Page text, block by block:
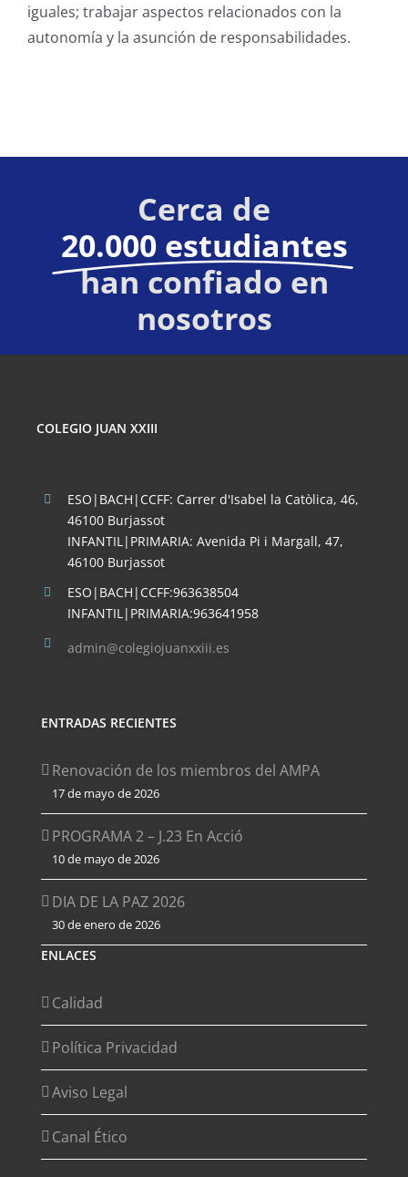
iguales; trabajar aspectos relacionados con la
autonomía y la asunción de responsabilidades.
Cerca de
20.000 estudiantes
han confiado en
nosotros
COLEGIO JUAN XXIII
ESO|BACH|CCFF: Carrer d'Isabel la Catòlica, 46,
46100 Burjassot
INFANTIL|PRIMARIA: Avenida Pi i Margall, 47,
46100 Burjassot
ESO|BACH|CCFF:963638504
INFANTIL|PRIMARIA:963641958
admin@colegiojuanxxiii.es
ENTRADAS RECIENTES
Renovación de los miembros del AMPA
17 de mayo de 2026
PROGRAMA 2 – J.23 En Acció
10 de mayo de 2026
DIA DE LA PAZ 2026
30 de enero de 2026
ENLACES
Calidad
Política Privacidad
Aviso Legal
Canal Ético